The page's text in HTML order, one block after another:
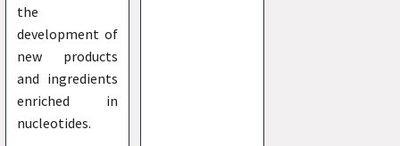
the
development of
new products
and ingredients
enriched in
nucleotides.